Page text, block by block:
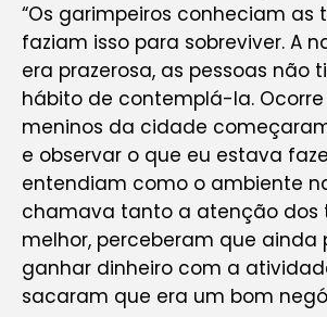
“Os garimpeiros conheciam as
faziam isso para sobreviver. A
era prazerosa, as pessoas não
hábito de contemplá-la. Ocorre
meninos da cidade
e observar o que eu estava
entendiam como o ambiente
chamava tanto a atenção dos
melhor, perceberam que ainda
ganhar dinheiro com a
sacaram que era um bom